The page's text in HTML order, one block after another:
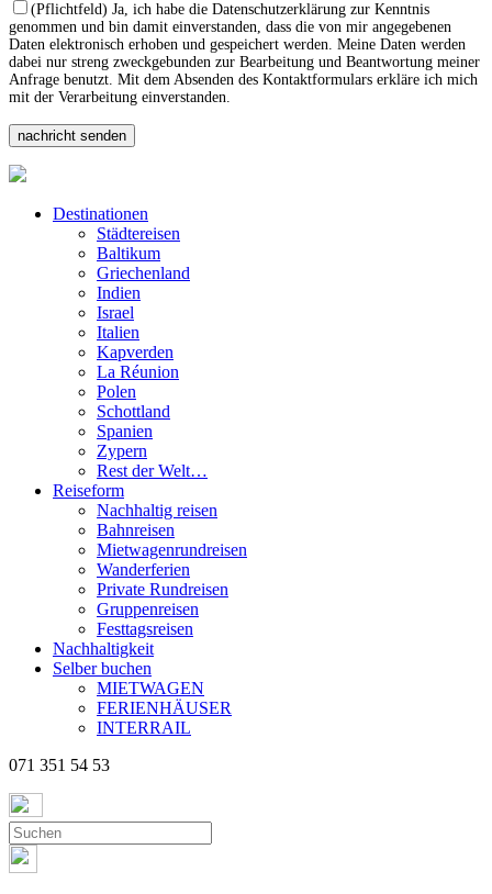
(Pflichtfeld) Ja, ich habe die Datenschutzerklärung zur Kenntnis
genommen und bin damit einverstanden, dass die von mir angegebenen
Daten elektronisch erhoben und gespeichert werden. Meine Daten werden
dabei nur streng zweckgebunden zur Bearbeitung und Beantwortung meiner
Anfrage benutzt. Mit dem Absenden des Kontaktformulars erkläre ich mich
mit der Verarbeitung einverstanden.
Destinationen
Städtereisen
Baltikum
Griechenland
Indien
Israel
Italien
Kapverden
La Réunion
Polen
Schottland
Spanien
Zypern
Rest der Welt…
Reiseform
Nachhaltig reisen
Bahnreisen
Mietwagenrundreisen
Wanderferien
Private Rundreisen
Gruppenreisen
Festtagsreisen
Nachhaltigkeit
Selber buchen
MIETWAGEN
FERIENHÄUSER
INTERRAIL
071 351 54 53